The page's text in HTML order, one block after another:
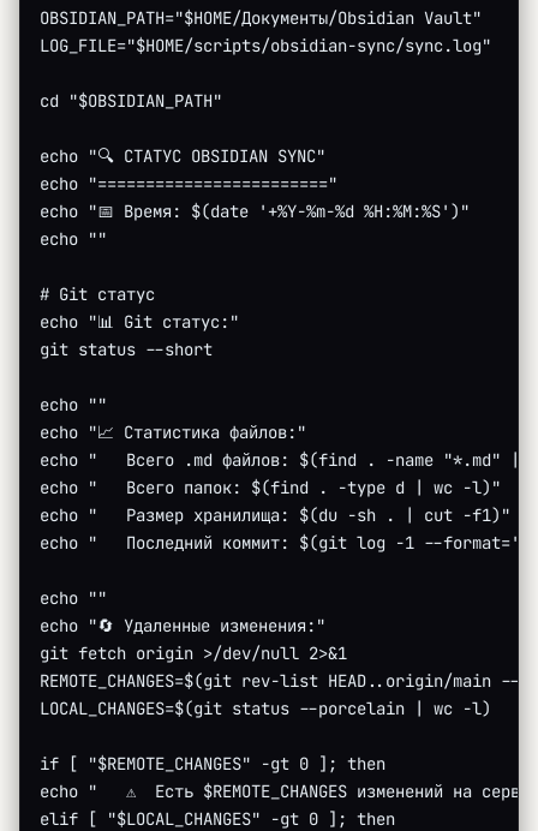
OBSIDIAN_PATH="$HOME/Документы/Obsidian Vault"
LOG_FILE="$HOME/scripts/obsidian-sync/sync.log"
cd "$OBSIDIAN_PATH"
echo "🔍 СТАТУС OBSIDIAN SYNC"
echo "========================"
echo "📅 Время: $(date '+%Y-%m-%d %H:%M:%S')"
echo ""
# Git статус
echo "📊 Git статус:"
git status --short
echo ""
echo "📈 Статистика файлов:"
echo "   Всего .md файлов: $(find . -name "*.md" |
echo "   Всего папок: $(find . -type d | wc -l)"
echo "   Размер хранилища: $(du -sh . | cut -f1)"
echo "   Последний коммит: $(git log -1 --
echo ""
echo "🔄 Удаленные изменения:"
git fetch origin >/dev/null 2>&1
REMOTE_CHANGES=$(git rev-list HEAD..origin/
LOCAL_CHANGES=$(git status --porcelain | wc -l)
if [ "$REMOTE_CHANGES" -gt 0 ]; then
echo "   ⚠️  Есть $REMOTE_CHANGES изменений на
elif [ "$LOCAL_CHANGES" -gt 0 ]; then